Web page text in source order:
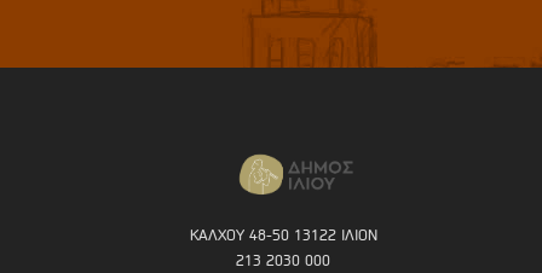
ΚΑΛΧΟΥ 48-50 13122 ΙΛΙΟΝ
213 2030 000